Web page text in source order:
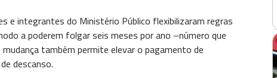
e integrantes do Ministério Público flexibilizaram regras
a poderem folgar seis meses por ano –número que
também permite elevar o pagamento de
descanso.